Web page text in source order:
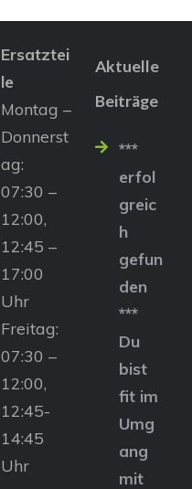
Ersatztei
le
Montag –
Donnerst
ag:
07:30 –
12:00,
12:45 –
17:00
Uhr
Freitag:
07:30 –
12:00,
12:45-
14:45
Uhr
Aktuelle
Beiträge
***
erfol
greic
h
gefun
den
***
Du
bist
fit im
Umg
ang
mit